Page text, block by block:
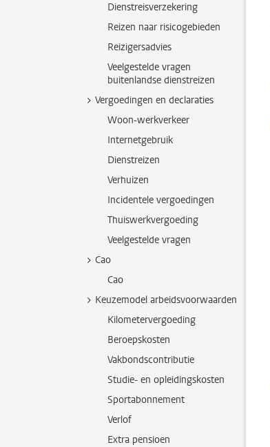
Dienstreisverzekering
Reizen naar risicogebieden
Reizigersadvies
Veelgestelde vragen
buitenlandse dienstreizen
Vergoedingen en declaraties
Woon-werkverkeer
Internetgebruik
Dienstreizen
Verhuizen
Incidentele vergoedingen
Thuiswerkvergoeding
Veelgestelde vragen
Cao
Cao
Keuzemodel arbeidsvoorwaarden
Kilometervergoeding
Beroepskosten
Vakbondscontributie
Studie- en opleidingskosten
Sportabonnement
Verlof
Extra pensioen